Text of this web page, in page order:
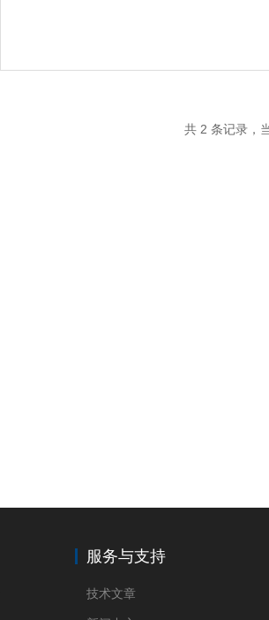
共 2 条记录，
服务与支持
技术文章